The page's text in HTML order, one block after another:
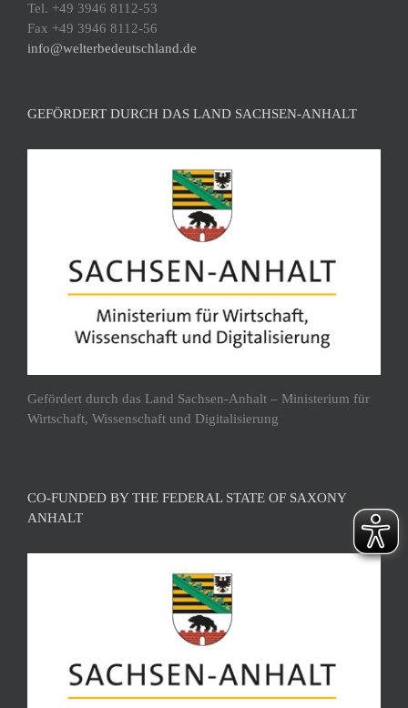
Tel. +49 3946 8112-53
Fax +49 3946 8112-56
info@welterbedeutschland.de
GEFÖRDERT DURCH DAS LAND SACHSEN-ANHALT
Gefördert durch das Land Sachsen-Anhalt – Ministerium für
Wirtschaft, Wissenschaft und Digitalisierung
CO-FUNDED BY THE FEDERAL STATE OF SAXONY
ANHALT